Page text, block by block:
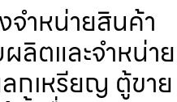
จำหน่ายสินค้า​
ลิตและจำหน่าย
กเหรียญ ตู้ขาย